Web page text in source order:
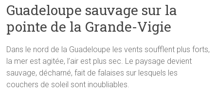
Guadeloupe sauvage sur la
pointe de la Grande-Vigie
Dans le nord de la Guadeloupe les vents soufflent plus forts,
la mer est agitée, l’air est plus sec. Le paysage devient
sauvage, décharné, fait de falaises sur lesquels les
couchers de soleil sont inoubliables.